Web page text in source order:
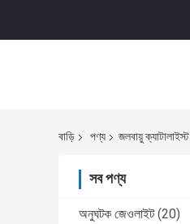
বাড়ি পণ্য জলবায়ু ক্যাটালাইস্ট
সব পণ্য
অনুঘটক জেওলাইট (20)